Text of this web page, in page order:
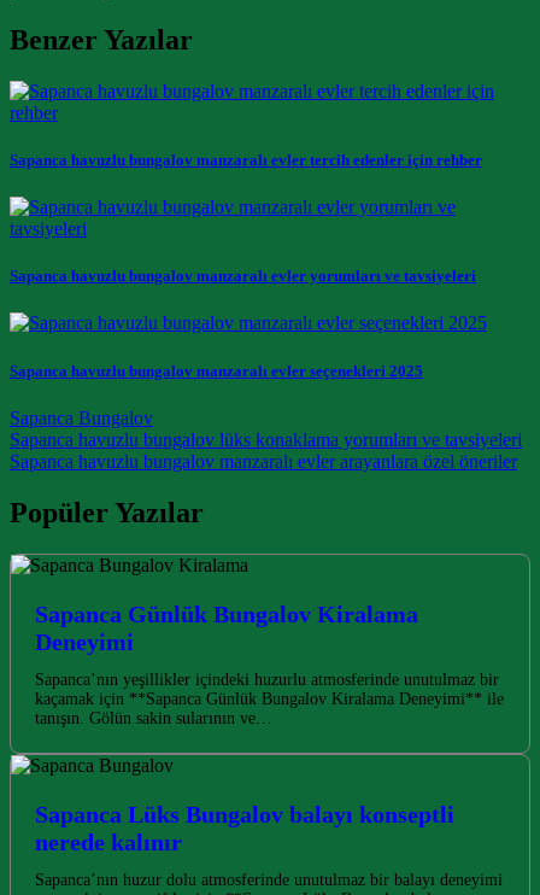
Benzer Yazılar
Sapanca havuzlu bungalov manzaralı evler tercih edenler için rehber
Sapanca havuzlu bungalov manzaralı evler yorumları ve tavsiyeleri
Sapanca havuzlu bungalov manzaralı evler seçenekleri 2025
Sapanca Bungalov
Post navigation
Sapanca havuzlu bungalov lüks konaklama yorumları ve tavsiyeleri
Sapanca havuzlu bungalov manzaralı evler arayanlara özel öneriler
Popüler Yazılar
Sapanca Günlük Bungalov Kiralama
Deneyimi
Sapanca’nın yeşillikler içindeki huzurlu atmosferinde unutulmaz bir
kaçamak için **Sapanca Günlük Bungalov Kiralama Deneyimi** ile
tanışın. Gölün sakin sularının ve…
Sapanca Lüks Bungalov balayı konseptli
nerede kalınır
Sapanca’nın huzur dolu atmosferinde unutulmaz bir balayı deneyimi